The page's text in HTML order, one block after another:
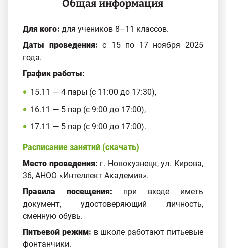
Общая информация
Для кого: для учеников 8–11 классов.
Даты проведения: с 15 по 17 ноября 2025
года.
График работы:
15.11 — 4 пары (с 11:00 до 17:30),
16.11 — 5 пар (с 9:00 до 17:00),
17.11 — 5 пар (с 9:00 до 17:00).
Расписание занятий (скачать)
Место проведения: г. Новокузнецк, ул. Кирова,
36, АНОО «Интеллект Академия».
Правила посещения: при входе иметь
документ, удостоверяющий личность,
сменную обувь.
Питьевой режим: в школе работают питьевые
фонтанчики.